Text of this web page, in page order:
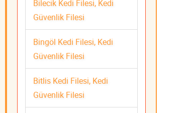
Bilecik Kedi Filesi, Kedi
Güvenlik Filesi
Bingöl Kedi Filesi, Kedi
Güvenlik Filesi
Bitlis Kedi Filesi, Kedi
Güvenlik Filesi